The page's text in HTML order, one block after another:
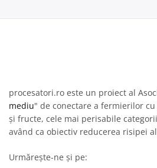
procesatori.ro este un proiect al
mediu" de conectare a fermierilor
și fructe, cele mai perisabile
având ca obiectiv reducerea risipei
Urmărește-ne și pe: